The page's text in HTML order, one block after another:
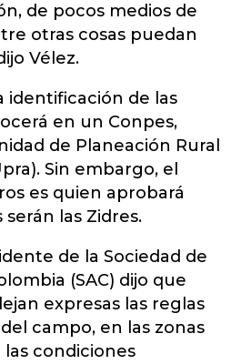
de pocos medios de
otras cosas puedan
Vélez.
identificación de las
en un Conpes,
de Planeación Rural
Sin embargo, el
es quien aprobará
las Zidres.
de la Sociedad de
(SAC) dijo que
expresas las reglas
campo, en las zonas
condiciones